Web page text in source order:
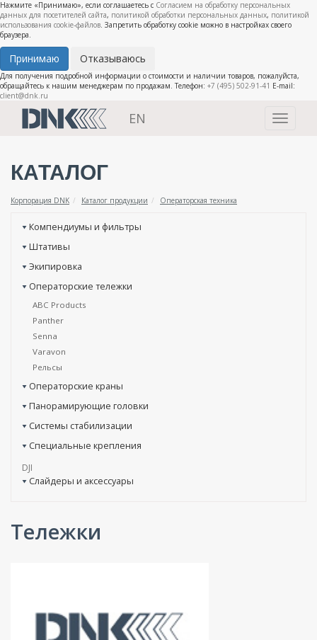
Нажмите «Принимаю», если соглашаетесь с Согласием на обработку персональных
данных для посетителей сайта, политикой обработки персональных данных, политикой
использования cookie-файлов. Запретить обработку cookie можно в настройках своего
браузера.
Принимаю Отказываюсь
Для получения подробной информации о стоимости и наличии товаров, пожалуйста,
обращайтесь к нашим менеджерам по продажам. Телефон: +7 (495) 502-91-41 E-mail:
client@dnk.ru
Toggle
EN
КАТАЛОГ
Корпорация DNK Каталог продукции Операторская техника
Компендиумы и фильтры
Штативы
Экипировка
Операторские тележки
ABC Products
Panther
Senna
Varavon
Рельсы
Операторские краны
Панорамирующие головки
Системы стабилизации
Специальные крепления
DJI
Слайдеры и аксессуары
Тележки